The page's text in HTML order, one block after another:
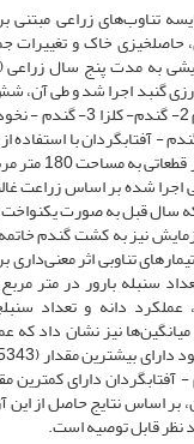
تناوب‌های زراعی مبتنی
حاصلخیزی خاک و
گنبد اجرا شد و طی آن،
- هندوانه و 6- گندم - آفتابگردان با
تصادفی با سه
اجرا شده بر اساس زراعت
که سال قبل به صورت
نیز به کشت گندم
تناوبی اثر
سنبله بارور در متر
عملکرد دانه و تعداد
نیز نشان داد که
بر اساس نتایج حاصل از
نظر قابل توصیه است.